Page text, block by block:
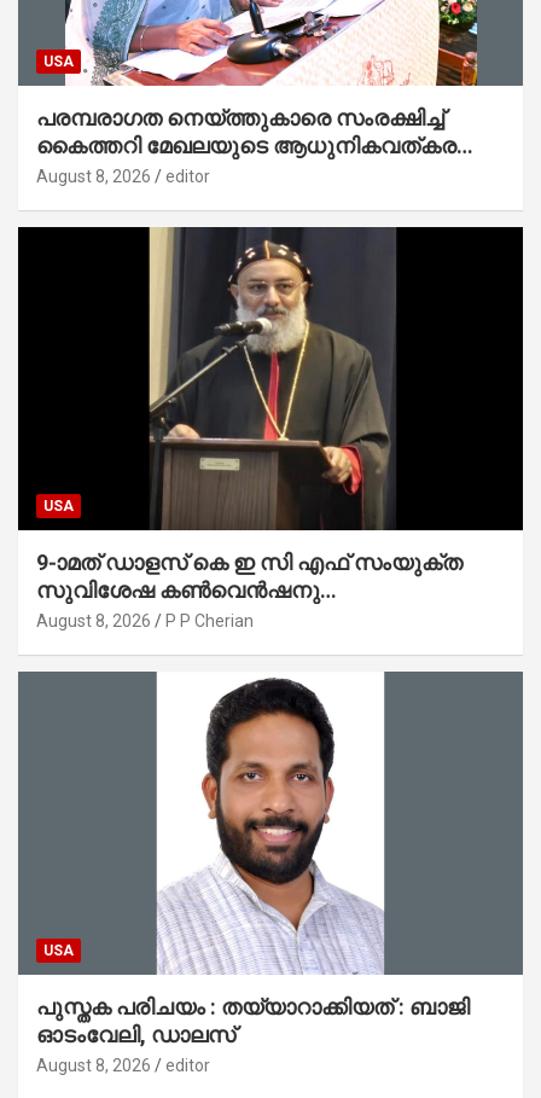
USA
പരമ്പരാഗത നെയ്ത്തുകാരെ സംരക്ഷിച്ച്
കൈത്തറി മേഖലയുടെ ആധുനികവത്കരണം
സാധ്യമാക്കും : ഡെപ്യൂട്ടി സ്പീക്കർ
August 8, 2026 editor
USA
9-ാമത് ഡാളസ് കെ ഇ സി എഫ് സംയുക്ത
സുവിശേഷ കൺവെൻഷനു
പ്രാർത്ഥനാനിർഭരമായ തുടക്കം
August 8, 2026 P P Cherian
USA
പുസ്തക പരിചയം : തയ്യാറാക്കിയത് : ബാജി
ഓടംവേലി, ഡാലസ്
August 8, 2026 editor